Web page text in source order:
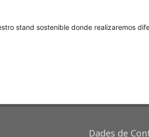
stand sostenible donde realizaremos
Dades de